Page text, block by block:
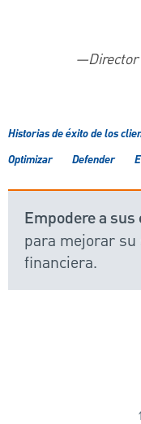
—Director
Historias de éxito de los
Optimizar
Defender
Empodere a
para mejorar su
financiera.